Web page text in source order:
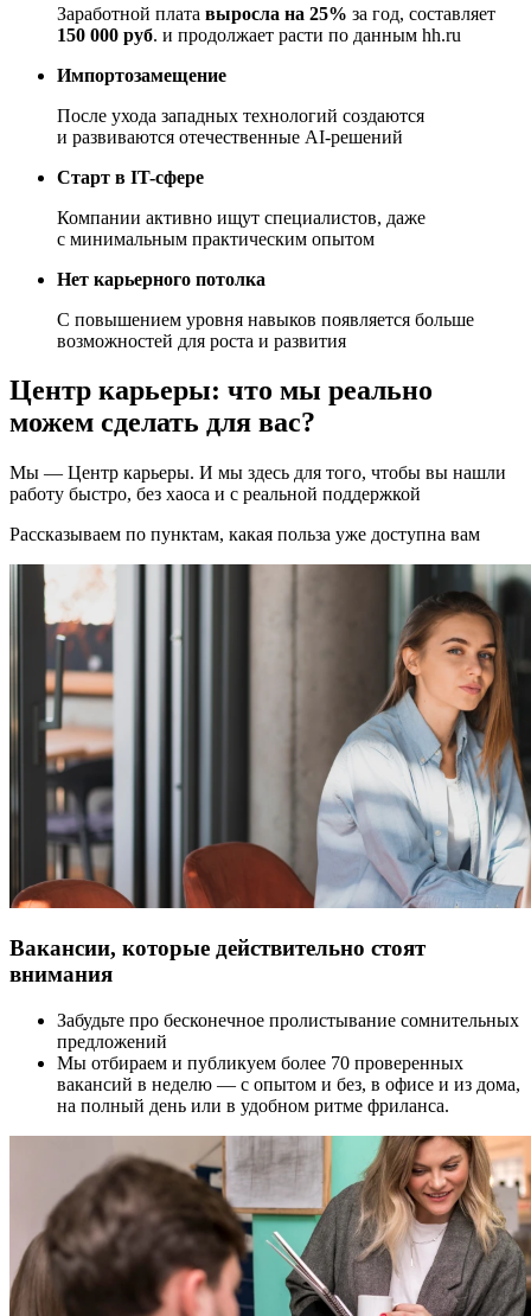
Заработной плата выросла на 25% за год, составляет
150 000 руб. и продолжает расти по данным hh.ru
Импортозамещение
После ухода западных технологий создаются
и развиваются отечественные AI-решений
Старт в IT-сфере
Компании активно ищут специалистов, даже
с минимальным практическим опытом
Нет карьерного потолка
С повышением уровня навыков появляется больше
возможностей для роста и развития
Центр карьеры: что мы реально
можем сделать для вас?
Мы — Центр карьеры. И мы здесь для того, чтобы вы нашли
работу быстро, без хаоса и с реальной поддержкой
Рассказываем по пунктам, какая польза уже доступна вам
Вакансии, которые действительно стоят
внимания
Забудьте про бесконечное пролистывание сомнительных
предложений
Мы отбираем и публикуем более 70 проверенных
вакансий в неделю — с опытом и без, в офисе и из дома,
на полный день или в удобном ритме фриланса.